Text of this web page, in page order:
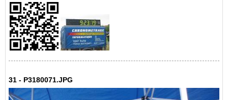
31 - P3180071.JPG